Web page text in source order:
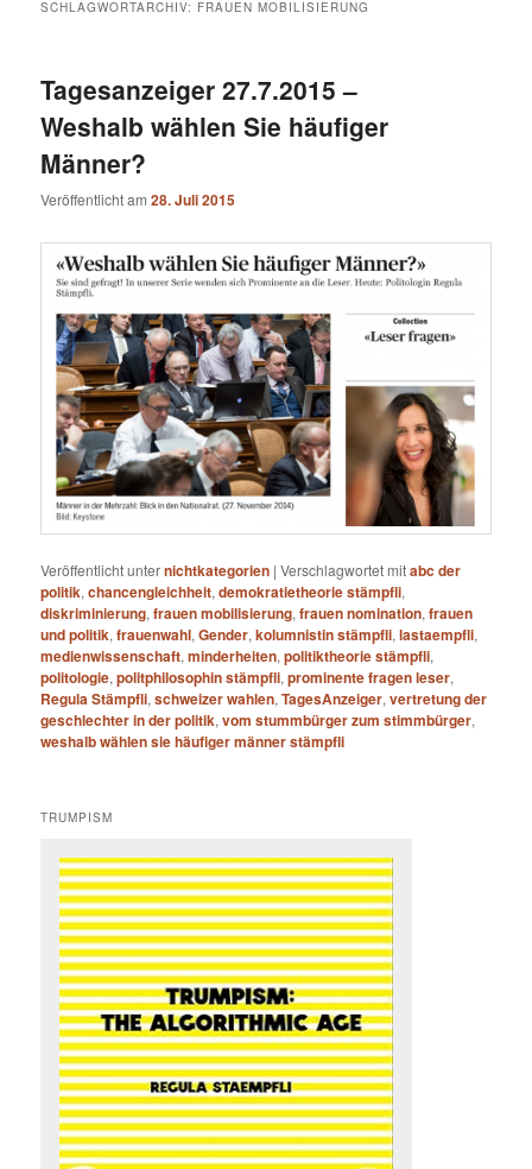
SCHLAGWORTARCHIV: FRAUEN MOBILISIERUNG
Tagesanzeiger 27.7.2015 –
Weshalb wählen Sie häufiger
Männer?
Veröffentlicht am28. Juli 2015
Veröffentlicht unternichtkategorien |Verschlagwortet mitabc der
politik,chancengleichheit,demokratietheorie stämpfli,
diskriminierung,frauen mobilisierung,frauen nomination,frauen
und politik,frauenwahl,Gender,kolumnistin stämpfli,lastaempfli,
medienwissenschaft,minderheiten,politiktheorie stämpfli,
politologie,politphilosophin stämpfli,prominente fragen leser,
Regula Stämpfli,schweizer wahlen,TagesAnzeiger,vertretung der
geschlechter in der politik,vom stummbürger zum stimmbürger,
weshalb wählen sie häufiger männer stämpfli
TRUMPISM